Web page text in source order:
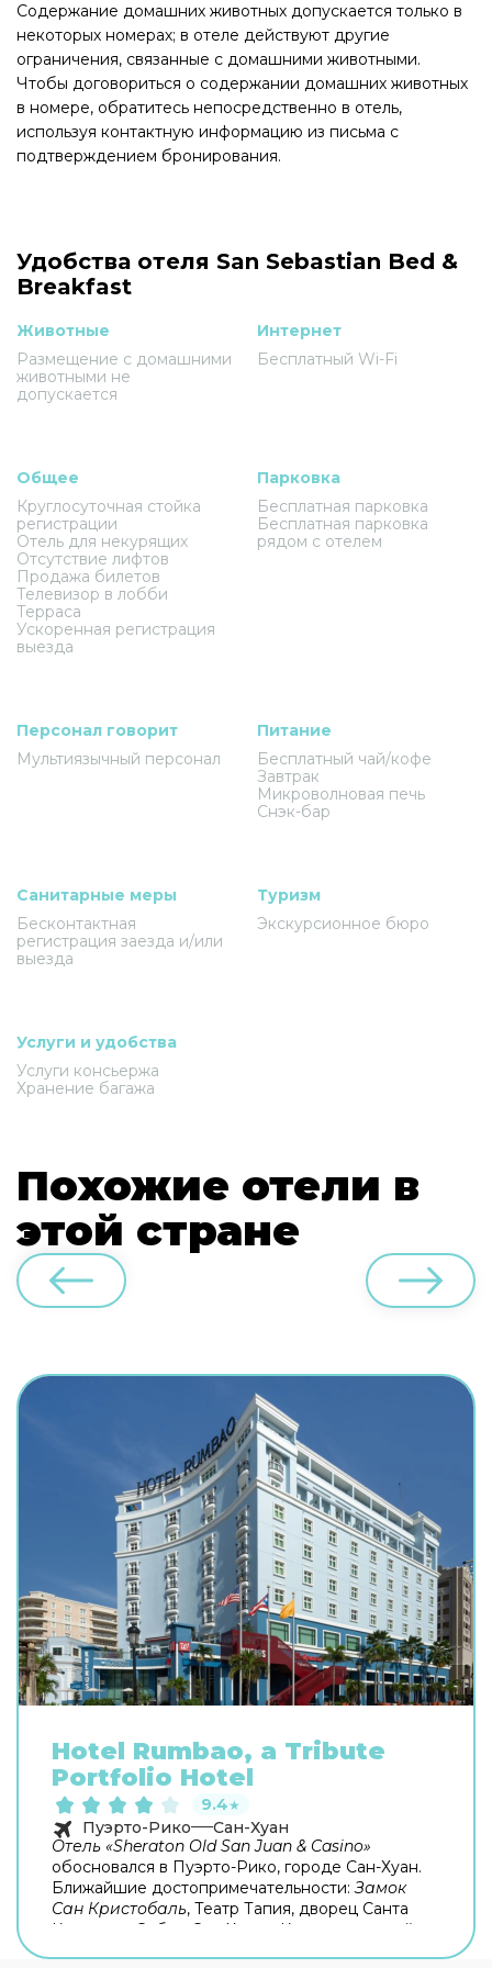
Содержание домашних животных допускается только в
некоторых номерах; в отеле действуют другие
ограничения, связанные с домашними животными.
Чтобы договориться о содержании домашних животных
в номере, обратитесь непосредственно в отель,
используя контактную информацию из письма с
подтверждением бронирования.
Удобства отеля San Sebastian Bed &
Breakfast
Животные
Размещение с домашними
животными не
допускается
Интернет
Бесплатный Wi-Fi
Общее
Круглосуточная стойка
регистрации
Отель для некурящих
Отсутствие лифтов
Продажа билетов
Телевизор в лобби
Терраса
Ускоренная регистрация
выезда
Парковка
Бесплатная парковка
Бесплатная парковка
рядом с отелем
Персонал говорит
Мультиязычный персонал
Питание
Бесплатный чай/кофе
Завтрак
Микроволновая печь
Снэк-бар
Санитарные меры
Бесконтактная
регистрация заезда и/или
выезда
Туризм
Экскурсионное бюро
Услуги и удобства
Услуги консьержа
Хранение багажа
Похожие отели в
этой стране
Hotel Rumbao, a Tribute
Portfolio Hotel
9.4★
Пуэрто-Рико
Сан-Хуан
Отель «Sheraton Old San Juan & Casino»
обосновался в Пуэрто-Рико, городе Сан-Хуан.
Ближайшие достопримечательности:Замок
Сан Кристобаль, Театр Тапия, дворец Санта
Каталины, Собор Сан-Хуана. К услугам гостей